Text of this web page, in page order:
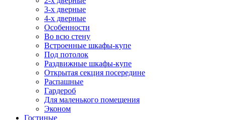
3-х дверные
4-х дверные
Особенности
Во всю стену
Встроенные шкафы-купе
Под потолок
Раздвижные шкафы-купе
Открытая секция посередине
Распашные
Гардероб
Для маленького помещения
Эконом
Гостиные